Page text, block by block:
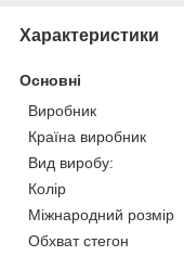
Характеристики
Основні
Виробник
Країна виробник
Вид виробу:
Колір
Міжнародний розмір
Обхват стегон